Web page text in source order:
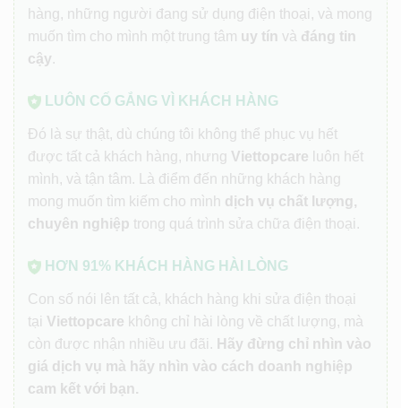
hàng, những người đang sử dụng điện thoại, và mong
muốn tìm cho mình một trung tâm uy tín và đáng tin
cậy.
LUÔN CỐ GẮNG VÌ KHÁCH HÀNG
Đó là sự thật, dù chúng tôi không thể phục vụ hết
được tất cả khách hàng, nhưng Viettopcare luôn hết
mình, và tận tâm. Là điểm đến những khách hàng
mong muốn tìm kiếm cho mình dịch vụ chất lượng,
chuyên nghiệp trong quá trình sửa chữa điện thoại.
HƠN 91% KHÁCH HÀNG HÀI LÒNG
Con số nói lên tất cả, khách hàng khi sửa điện thoại
tại Viettopcare không chỉ hài lòng về chất lượng, mà
còn được nhận nhiều ưu đãi. Hãy đừng chỉ nhìn vào
giá dịch vụ mà hãy nhìn vào cách doanh nghiệp
cam kết với bạn.